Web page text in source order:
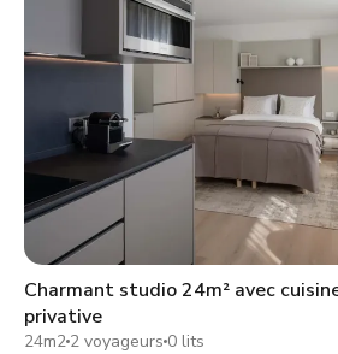
Charmant studio 24m² avec
privative
24m2 2 voyageurs 0 lits